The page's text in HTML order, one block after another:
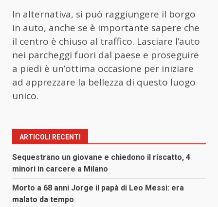
In alternativa, si può raggiungere il borgo
in auto, anche se è importante sapere che
il centro è chiuso al traffico. Lasciare l’auto
nei parcheggi fuori dal paese e proseguire
a piedi è un’ottima occasione per iniziare
ad apprezzare la bellezza di questo luogo
unico.
ARTICOLI RECENTI
Sequestrano un giovane e chiedono il riscatto, 4
minori in carcere a Milano
Morto a 68 anni Jorge il papà di Leo Messi: era
malato da tempo